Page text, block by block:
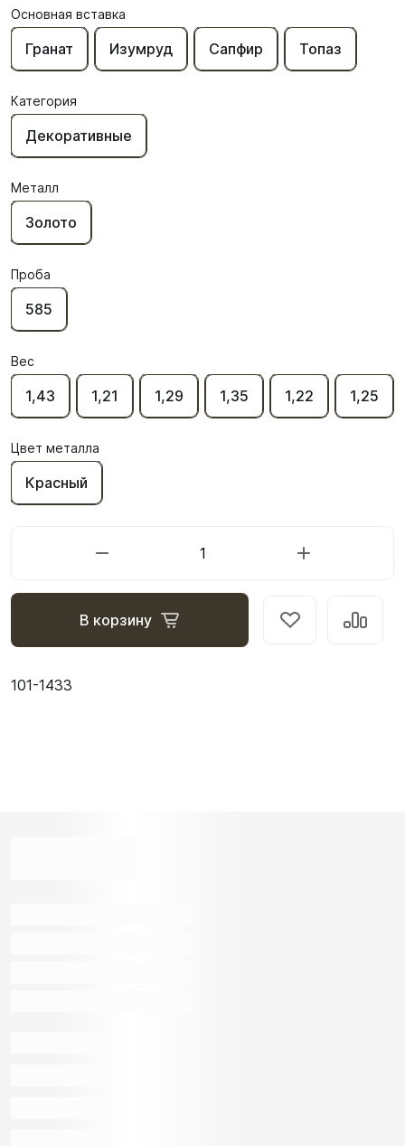
Основная вставка
Гранат Изумруд Сапфир Топаз
Категория
Декоративные
Металл
Золото
Проба
585
Вес
1,43 1,21 1,29 1,35 1,22 1,25
Цвет металла
Красный
В корзину
101-1433